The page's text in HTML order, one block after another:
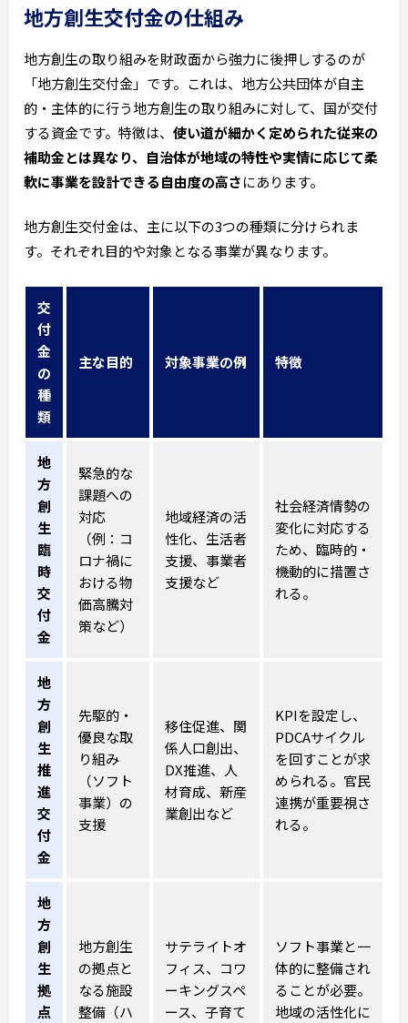
地方創生交付金の仕組み
地方創生の取り組みを財政面から強力に後押しするのが
「地方創生交付金」です。これは、地方公共団体が自主
的・主体的に行う地方創生の取り組みに対して、国が交付
する資金です。特徴は、 使い道が細かく定められた従来の
補助金とは異なり、自治体が地域の特性や実情に応じて柔
軟に事業を設計できる自由度の高さにあります。
地方創生交付金は、主に以下の3つの種類に分けられま
す。それぞれ目的や対象となる事業が異なります。
交
付
金
の
種
類
主な目的 対象事業の例 特徴
地
方
創
生
臨
時
交
付
金
緊急的な
課題への
対応
（例：コ
ロナ禍に
おける物
価高騰対
策など）
地域経済の活
性化、生活者
支援、事業者
支援など
社会経済情勢の
変化に対応する
ため、臨時的・
機動的に措置さ
れる。
地
方
創
生
推
進
交
付
金
先駆的・
優良な取
り組み
（ソフト
事業）の
支援
移住促進、関
係人口創出、
DX推進、人
材育成、新産
業創出など
KPIを設定し、
PDCAサイクル
を回すことが求
められる。官民
連携が重要視さ
れる。
地
方
創
生
拠
点
地方創生
の拠点と
なる施設
整備（ハ
サテライトオ
フィス、コワ
ーキングスペ
ース、子育て
ソフト事業と一
体的に整備され
ることが必要。
地域の活性化に